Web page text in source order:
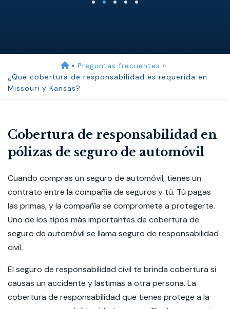
» Preguntas frecuentes »
¿Qué cobertura de responsabilidad es requerida en
Missouri y Kansas?
Cobertura de responsabilidad en
pólizas de seguro de automóvil
Cuando compras un seguro de automóvil, tienes un
contrato entre la compañía de seguros y tú. Tú pagas
las primas, y la compañía se compromete a protegerte.
Uno de los tipos más importantes de cobertura de
seguro de automóvil se llama seguro de responsabilidad
civil.
El seguro de responsabilidad civil te brinda cobertura si
causas un accidente y lastimas a otra persona. La
cobertura de responsabilidad que tienes protege a la